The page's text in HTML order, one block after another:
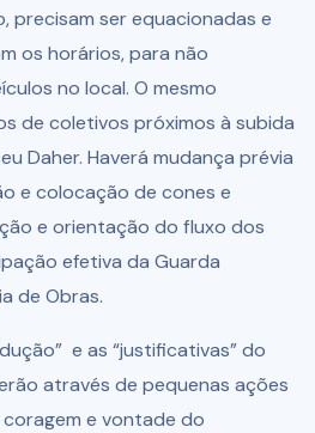
precisam ser equacionadas e
os horários, para não
no local. O mesmo
de coletivos próximos à subida
Daher. Haverá mudança prévia
e colocação de cones e
e orientação do fluxo dos
efetiva da Guarda
de Obras.
e as “justificativas” do
através de pequenas ações
e vontade do